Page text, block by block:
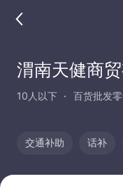
渭南天健商
10人以下 百货批发
交通补助 话补